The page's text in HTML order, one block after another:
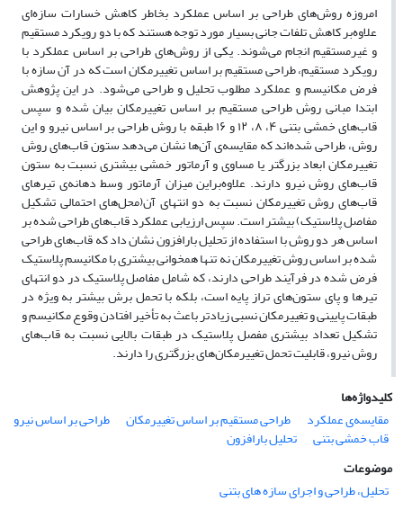
امروزه روش‌های طراحی بر اساس عملکرد بخاطر کاهش خسارات سازه‌ای
علاوه‌بر کاهش تلفات جانی بسیار مورد توجه هستند که با دو رویکرد مستقیم
و غیرمستقیم انجام می‌شوند. یکی از روش‌های طراحی بر اساس عملکرد با
رویکرد مستقیم، طراحی مستقیم بر اساس تغییرمکان است که در آن سازه با
فرض مکانیسم و عملکرد مطلوب تحلیل و طراحی می‌شود. در این پژوهش
ابتدا مبانی روش طراحی مستقیم بر اساس تغییرمکان بیان شده و سپس
قاب‌های خمشی بتنی ۴، ۸، ۱۲ و ۱۶ طبقه با روش طراحی بر اساس نیرو و این
روش، طراحی شده‌اند که مقایسه‌ی آن‌ها نشان می‌دهد ستون قاب‌های روش
تغییرمکان ابعاد بزرگتر یا مساوی و آرماتور خمشی بیشتری نسبت به ستون
قاب‌های روش نیرو دارند. علاوه‌براین میزان آرماتور وسط دهانه‌ی تیرهای
قاب‌های روش تغییرمکان نسبت به دو انتهای آن(محل‌های احتمالی تشکیل
مفاصل پلاستیک) بیشتر است. سپس ارزیابی عملکرد قاب‌های طراحی شده بر
اساس هر دو روش با استفاده از تحلیل بارافزون نشان داد که قاب‌های طراحی
شده بر اساس روش تغییرمکان نه تنها همخوانی بیشتری با مکانیسم پلاستیک
فرض شده در فرآیند طراحی دارند، که شامل مفاصل پلاستیک در دو انتهای
تیرها و پای ستون‌های تراز پایه است، بلکه با تحمل برش بیشتر به ویژه در
طبقات پایینی و تغییرمکان نسبی زیادتر باعث به تأخیر افتادن وقوع مکانیسم و
تشکیل تعداد بیشتری مفصل پلاستیک در طبقات بالایی نسبت به قاب‌های
روش نیرو، قابلیت تحمل تغییرمکان‌های بزرگتری را دارند.
کلیدواژه‌ها
مقایسه‌ی عملکرد
طراحی مستقیم بر اساس تغییرمکان طراحی بر اساس نیرو
قاب خمشی بتنی
تحلیل بارافزون
موضوعات
تحلیل، طراحی و اجرای سازه های بتنی